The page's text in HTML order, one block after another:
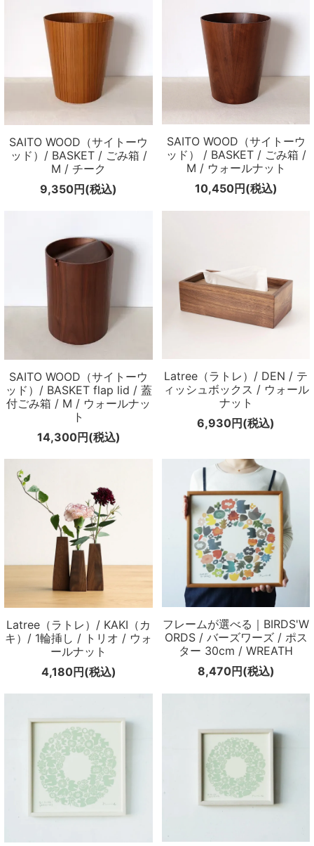
SAITO WOOD（サイトーウ
ッド）/ BASKET / ごみ箱 /
M / チーク
9,350円(税込)
SAITO WOOD（サイトーウ
ッド） / BASKET / ごみ箱 /
M / ウォールナット
10,450円(税込)
SAITO WOOD（サイトーウ
ッド）/ BASKET flap lid / 蓋
付ごみ箱 / M / ウォールナッ
ト
14,300円(税込)
Latree（ラトレ）/ DEN / テ
ィッシュボックス / ウォール
ナット
6,930円(税込)
Latree（ラトレ）/ KAKI（カ
キ）/ 1輪挿し / トリオ / ウォ
ールナット
4,180円(税込)
フレームが選べる｜BIRDS'W
ORDS / バーズワーズ / ポス
ター 30cm / WREATH
8,470円(税込)